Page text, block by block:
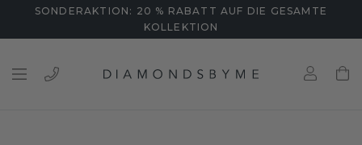
SONDERAKTION: 20 % RABATT AUF DIE GESAMTE
KOLLEKTION